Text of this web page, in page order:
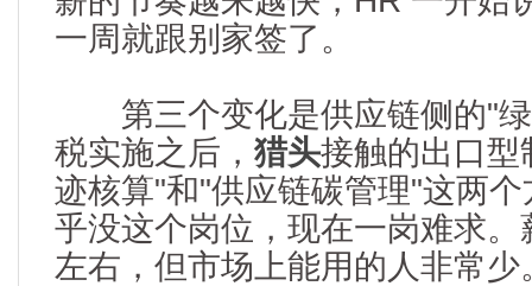
一周就跟别家签了。
第三个变化是供应链侧的"绿
税实施之后， 猎头接触的出口型
迹核算"和"供应链碳管理"这两
乎没这个岗位，现在一岗难求
左右，但市场上能用的人非常少